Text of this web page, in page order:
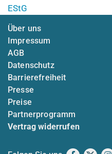
EStG
Über uns
Impressum
AGB
Datenschutz
Barrierefreiheit
Presse
Preise
Partnerprogramm
Vertrag widerrufen